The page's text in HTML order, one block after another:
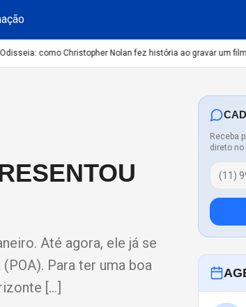
como Christopher Nolan fez história ao gravar um
Até agora, ele já se
Para ter uma boa
[…]
Receba
direto no